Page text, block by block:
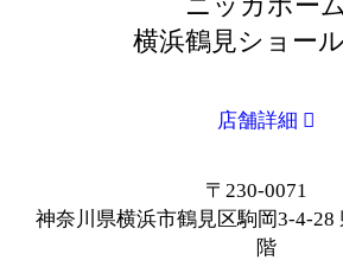
横浜鶴見ショー
店舗詳細
〒230-0071
神奈川県横浜市鶴見区駒岡3-4-28
階